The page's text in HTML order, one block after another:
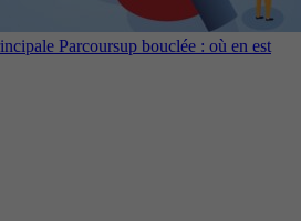
Parcoursup bouclée : où en est